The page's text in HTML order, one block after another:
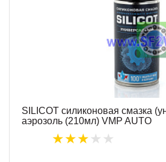
SILICOT силиконовая смазка
аэрозоль (210мл) VMP AUTO